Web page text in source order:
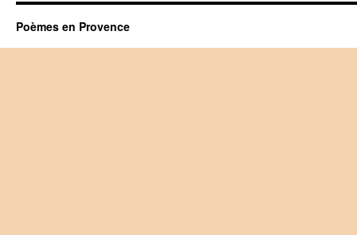
Poèmes en Provence